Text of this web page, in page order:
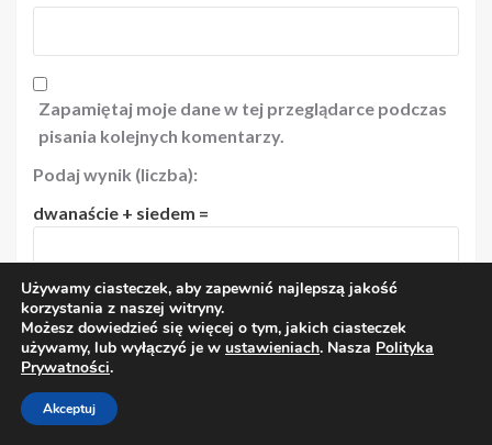
Zapamiętaj moje dane w tej przeglądarce podczas
pisania kolejnych komentarzy.
Podaj wynik (liczba):
dwanaście + siedem =
Używamy ciasteczek, aby zapewnić najlepszą jakość
korzystania z naszej witryny.
Możesz dowiedzieć się więcej o tym, jakich ciasteczek
używamy, lub wyłączyć je w ustawieniach. Nasza Polityka
Prywatności.
Akceptuj